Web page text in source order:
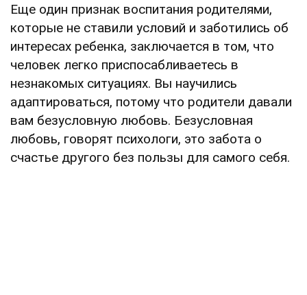
Еще один признак воспитания родителями,
которые не ставили условий и заботились об
интересах ребенка, заключается в том, что
человек легко приспосабливаетесь в
незнакомых ситуациях. Вы научились
адаптироваться, потому что родители давали
вам безусловную любовь. Безусловная
любовь, говорят психологи, это забота о
счастье другого без пользы для самого себя.